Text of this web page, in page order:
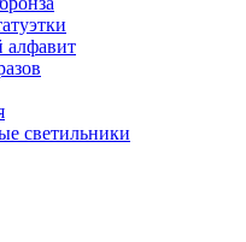
алфавит
светильники